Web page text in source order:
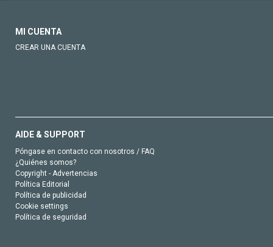
MI CUENTA
CREAR UNA CUENTA
AIDE & SUPPORT
Póngase en contacto con nosotros / FAQ
¿Quiénes somos?
Copyright - Advertencias
Política Editorial
Política de publicidad
Cookie settings
Política de seguridad